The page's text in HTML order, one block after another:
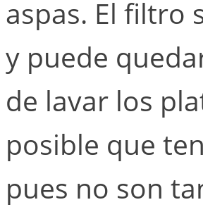
aspas. El filtro
y puede
de lavar los
posible que
pues no son